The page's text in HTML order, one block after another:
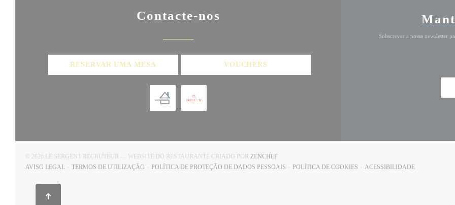
Contacte-nos
RESERVAR UMA MESA VOUCHERS
Subscrever a nossa newsletter
© 2026 LE SERGENT RECRUTEUR — WEBSITE DO RESTAURANTE CRIADO POR ZENCHEF
AVISO LEGAL
((ABRE NUMA NOVA JANELA))
TERMOS DE UTILIZAÇÃO
((ABRE NUMA NOVA JANELA))
POLÍTICA DE PROTEÇÃO DE DADOS PESSOAIS POLÍTICA DE COOKIES ACESSIBILIDADE